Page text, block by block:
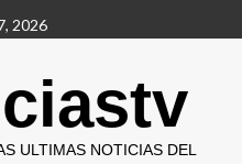
2026
ULTIMAS NOTICIAS DEL